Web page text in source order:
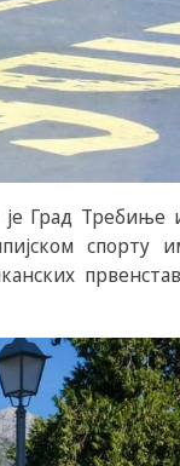
Град Требиње
спорту